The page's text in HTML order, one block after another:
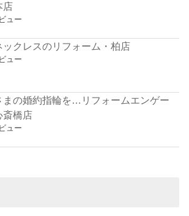
店
ュー
ックレスのリフォーム・柏店
ュー
まの婚約指輪を…リフォームエンゲー
斎橋店
ュー